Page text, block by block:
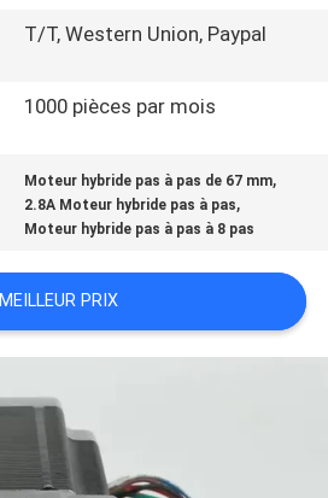
T/T, Western Union, Paypal
1000 pièces par mois
Moteur hybride pas à pas de 67 mm,
2.8A Moteur hybride pas à pas,
Moteur hybride pas à pas à 8 pas
MEILLEUR PRIX